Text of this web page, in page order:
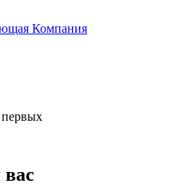
Компания
первых